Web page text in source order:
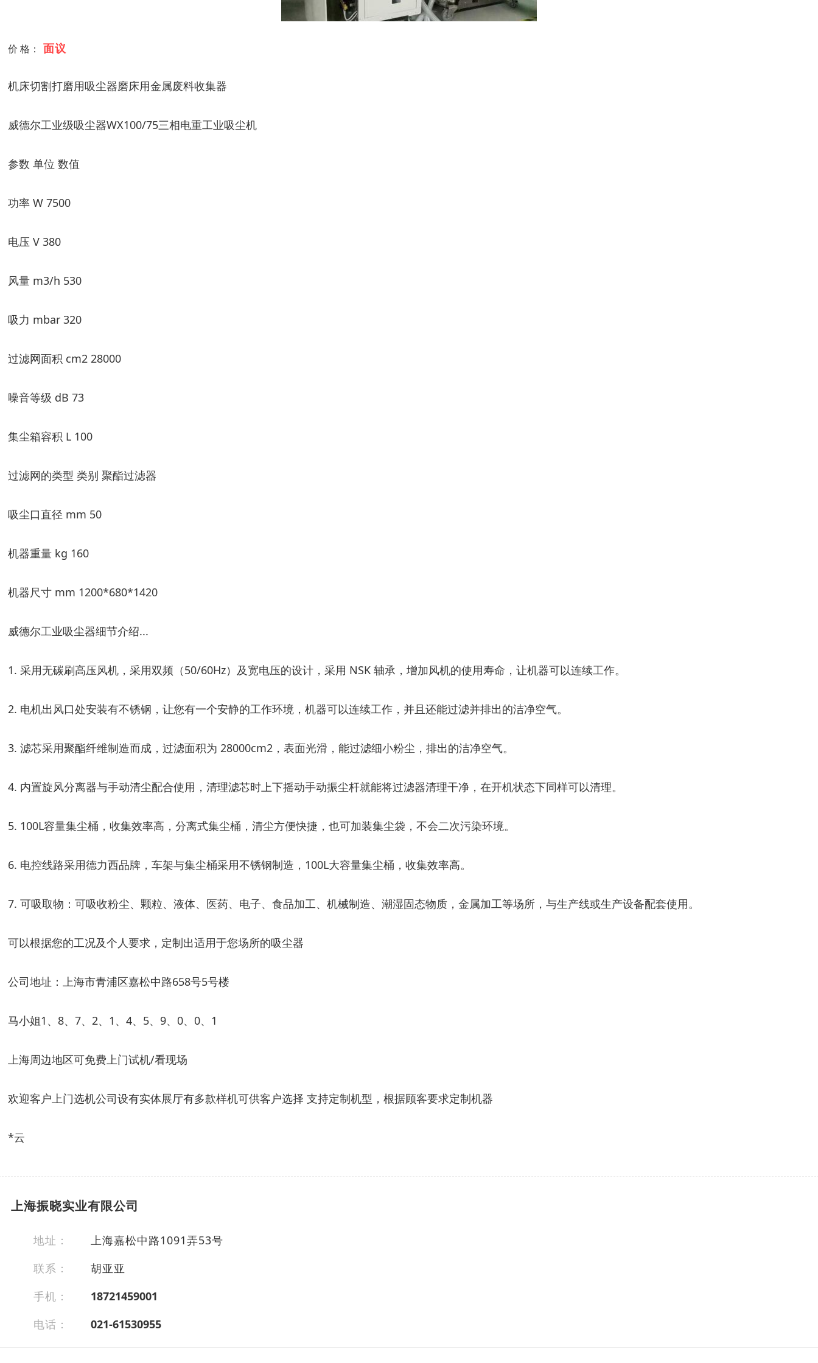
价 格： 面议
机床切割打磨用吸尘器磨床用金属废料收集器
威德尔工业级吸尘器WX100/75三相电重工业吸尘机
参数 单位 数值
功率 W 7500
电压 V 380
风量 m3/h 530
吸力 mbar 320
过滤网面积 cm2 28000
噪音等级 dB 73
集尘箱容积 L 100
过滤网的类型 类别 聚酯过滤器
吸尘口直径 mm 50
机器重量 kg 160
机器尺寸 mm 1200*680*1420
威德尔工业吸尘器细节介绍...
1. 采用无碳刷高压风机，采用双频（50/60Hz）及宽电压的设计，采用 NSK 轴承，增加风机的使用寿命，让机器可以连续工作。
2. 电机出风口处安装有不锈钢，让您有一个安静的工作环境，机器可以连续工作，并且还能过滤并排出的洁净空气。
3. 滤芯采用聚酯纤维制造而成，过滤面积为 28000cm2，表面光滑，能过滤细小粉尘，排出的洁净空气。
4. 内置旋风分离器与手动清尘配合使用，清理滤芯时上下摇动手动振尘杆就能将过滤器清理干净，在开机状态下同样可以清理。
5. 100L容量集尘桶，收集效率高，分离式集尘桶，清尘方便快捷，也可加装集尘袋，不会二次污染环境。
6. 电控线路采用德力西品牌，车架与集尘桶采用不锈钢制造，100L大容量集尘桶，收集效率高。
7. 可吸取物：可吸收粉尘、颗粒、液体、医药、电子、食品加工、机械制造、潮湿固态物质，金属加工等场所，与生产线或生产设备配套使用。
可以根据您的工况及个人要求，定制出适用于您场所的吸尘器
公司地址：上海市青浦区嘉松中路658号5号楼
马小姐1、8、7、2、1、4、5、9、0、0、1
上海周边地区可免费上门试机/看现场
欢迎客户上门选机公司设有实体展厅有多款样机可供客户选择 支持定制机型，根据顾客要求定制机器
*云
上海振晓实业有限公司
地址：
上海嘉松中路1091弄53号
联系：
胡亚亚
手机：
18721459001
电话：
021-61530955